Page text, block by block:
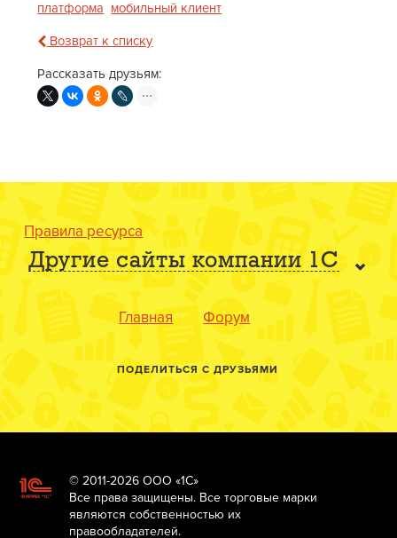
платформа мобильный клиент
Возврат к списку
Рассказать друзьям:
Правила ресурса
Другие сайты компании 1С
Главная Форум
ПОДЕЛИТЬСЯ С ДРУЗЬЯМИ
© 2011-2026 ООО «1С»
Все права защищены. Все торговые марки
являются собственностью их
правообладателей.